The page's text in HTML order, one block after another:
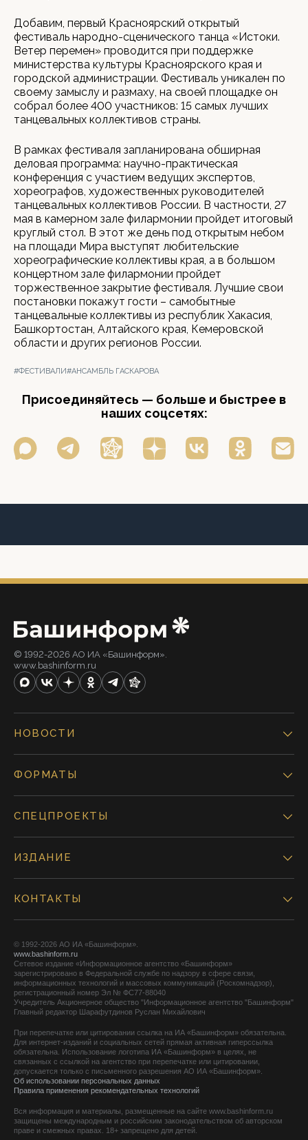
Добавим, первый Красноярский открытый
фестиваль народно-сценического танца «Истоки.
Ветер перемен» проводится при поддержке
министерства культуры Красноярского края и
городской администрации. Фестиваль уникален по
своему замыслу и размаху, на своей площадке он
собрал более 400 участников: 15 самых лучших
танцевальных коллективов страны.
В рамках фестиваля запланирована обширная
деловая программа: научно-практическая
конференция с участием ведущих экспертов,
хореографов, художественных руководителей
танцевальных коллективов России. В частности, 27
мая в камерном зале филармонии пройдет итоговый
круглый стол. В этот же день под открытым небом
на площади Мира выступят любительские
хореографические коллективы края, а в большом
концертном зале филармонии пройдет
торжественное закрытие фестиваля. Лучшие свои
постановки покажут гости – самобытные
танцевальные коллективы из республик Хакасия,
Башкортостан, Алтайского края, Кемеровской
области и других регионов России.
#ФЕСТИВАЛИ#АНСАМБЛЬ ГАСКАРОВА
Присоединяйтесь — больше и быстрее в
наших соцсетях:
© 1992-2026 АО ИА «Башинформ».
www.bashinform.ru
НОВОСТИ
ФОРМАТЫ
СПЕЦПРОЕКТЫ
ИЗДАНИЕ
КОНТАКТЫ
© 1992-2026 АО ИА «Башинформ».
www.bashinform.ru
Сетевое издание «Информационное агентство «Башинформ»
зарегистрировано в Федеральной службе по надзору в сфере связи,
информационных технологий и массовых коммуникаций (Роскомнадзор),
регистрационный номер Эл № ФС77-88040
Учредитель Акционерное общество "Информационное агентство "Башинформ"
Главный редактор Шарафутдинов Руслан Михайлович
При перепечатке или цитировании ссылка на ИА «Башинформ» обязательна.
Для интернет-изданий и социальных сетей прямая активная гиперссылка
обязательна. Использование логотипа ИА «Башинформ» в целях, не
связанных с ссылкой на агентство при перепечатке или цитировании,
допускается только с письменного разрешения АО ИА «Башинформ».
Об использовании персональных данных
Правила применения рекомендательных технологий
Вся информация и материалы, размещенные на сайте www.bashinform.ru
защищены международным и российским законодательством об авторском
праве и смежных правах. 18+ запрещено для детей.